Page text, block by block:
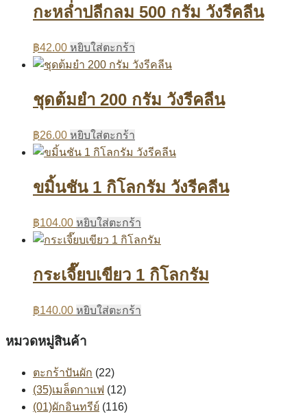
กะหล่ำปลีกลม 500 กรัม วังรีคลีน
฿42.00 หยิบใส่ตะกร้า
ชุดต้มยำ 200 กรัม วังรีคลีน
฿26.00 หยิบใส่ตะกร้า
ขมิ้นชัน 1 กิโลกรัม วังรีคลีน
฿104.00 หยิบใส่ตะกร้า
กระเจี๊ยบเขียว 1 กิโลกรัม
฿140.00 หยิบใส่ตะกร้า
หมวดหมู่สินค้า
ตะกร้าปันผัก (22)
(35)เมล็ดกาแฟ (12)
(01)ผักอินทรีย์ (116)